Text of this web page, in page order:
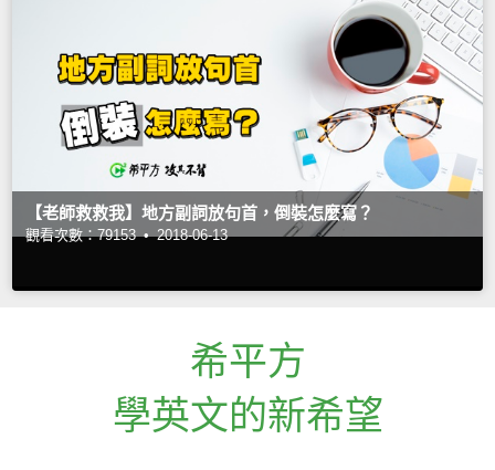
【老師救救我】地方副詞放句首，倒裝怎麼寫？
觀看次數：79153 • 2018-06-13
希平方
學英文的新希望